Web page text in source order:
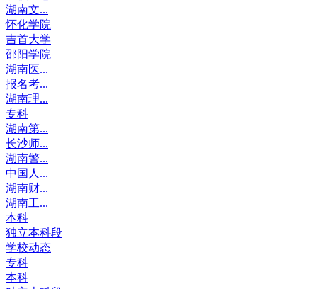
湖南文...
怀化学院
吉首大学
邵阳学院
湖南医...
报名考...
湖南理...
专科
湖南第...
长沙师...
湖南警...
中国人...
湖南财...
湖南工...
本科
独立本科段
学校动态
专科
本科